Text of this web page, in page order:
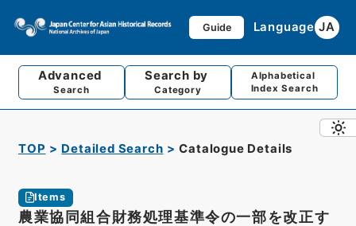
Guide Language JA
Advanced
Search
Search by
Category
Alphabetical
Index Search
TOP Detailed Search Catalogue Details
Items
農業協同組合財務処理基準令の一部を改正す